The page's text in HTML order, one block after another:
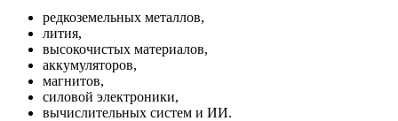
редкоземельных металлов,
лития,
высокочистых материалов,
аккумуляторов,
магнитов,
силовой электроники,
вычислительных систем и ИИ.